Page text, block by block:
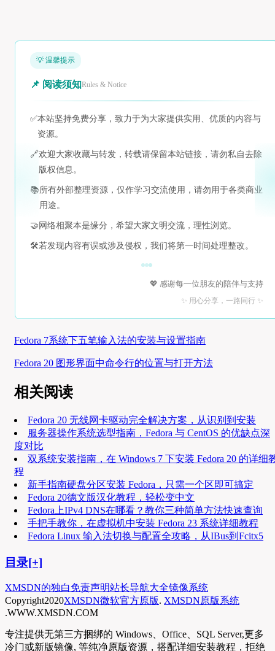
💡 温馨提示
📌 阅读须知Rules & Notice
✅本站坚持免费分享，致力于为大家提供实用、优质的内容与
资源。
🔗欢迎大家收藏与转发，转载请保留本站链接，请勿私自去除
版权信息。
📚所有外部整理资源，仅作学习交流使用，请勿用于各类商业
用途。
🤝 网络相聚本是缘分，希望大家文明交流，理性浏览。
🛠️若发现内容有误或涉及侵权，我们将第一时间处理整改。
💖 感谢每一位朋友的陪伴与支持
✨ 用心分享，一路同行 ✨
Fedora 7系统下五笔输入法的安装与设置指南
Fedora 20 图形界面中命令行的位置与打开方法
相关阅读
Fedora 20 无线网卡驱动完全解决方案，从识别到安装
服务器操作系统选型指南，Fedora 与 CentOS 的优缺点深
度对比
双系统安装指南，在 Windows 7 下安装 Fedora 20 的详细
程
新手指南硬盘分区安装 Fedora，只需一个区即可搞定
Fedora 20德文版汉化教程，轻松变中文
Fedora上IPv4 DNS在哪看？教你三种简单方法快速查询
手把手教你，在虚拟机中安装 Fedora 23 系统详细教程
Fedora Linux 输入法切换与配置全攻略，从IBus到Fcitx5
目录[+]
XMSDN的独白免责声明站长导航大全镜像系统
Copyright2020XMSDN微软官方原版. XMSDN原版系统
.WWW.XMSDN.COM
专注提供无第三方捆绑的 Windows、Office、SQL Server,更多
冷门或新版镜像, 等纯净原版资源，搭配详细安装教程，拒绝